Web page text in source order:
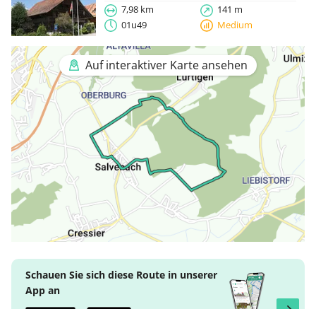
7,98 km
141 m
01u49
Medium
Auf interaktiver Karte ansehen
Schauen Sie sich diese Route in unserer
App an